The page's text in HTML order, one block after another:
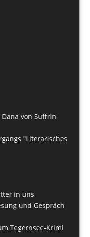
von Suffrin
"Literarisches
in uns
und Gespräch
Tegernsee-Krimi